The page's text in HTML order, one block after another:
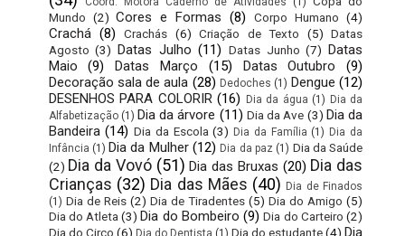
Mundo (2) Cores e Formas (8) Corpo Humano (4)
Crachá (8) Crachás (6) Criação de Texto (5) Datas
Agosto (3) Datas Julho (11) Datas Junho (7)
Datas
Maio
(9) Datas Março (15) Datas Outubro
(9)
Decoração sala de aula (28) Dedoches (1) Dengue (12)
DESENHOS PARA COLORIR (16) Dia da água (1) Dia da
Alfabetização (1) Dia da árvore (11) Dia da Ave (3) Dia da
Bandeira (14) Dia da Escola (3) Dia da Família (1) Dia da
Infância (1) Dia da Mulher (12) Dia da paz (1) Dia da Saúde
(2) Dia da Vovó (51) Dia das Bruxas (20) Dia das
Crianças (32) Dia das Mães (40) Dia de Finados
(1) Dia de Reis (2) Dia de Tiradentes (5) Dia do Amigo (5)
Dia do Atleta (3) Dia do Bombeiro (9) Dia do Carteiro (2)
Dia do Circo (6) Dia do estudante(4)